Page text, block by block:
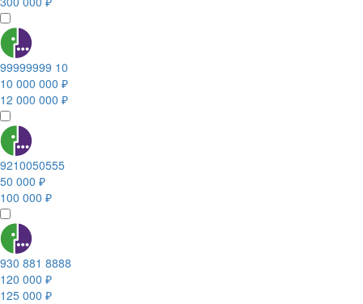
99999999 10
10 000 000 ₽
12 000 000 ₽
9210050555
50 000 ₽
100 000 ₽
930 881 8888
120 000 ₽
125 000 ₽